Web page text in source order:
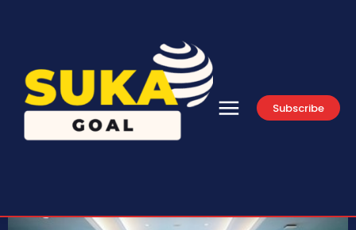
Subscribe